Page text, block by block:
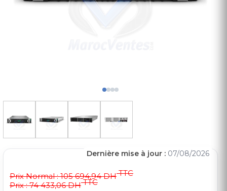
Prix Normal :105 694,94 DHTTC
Prix : 74 433,06 DHTTC
Dernière mise à jour : 07/08/2026